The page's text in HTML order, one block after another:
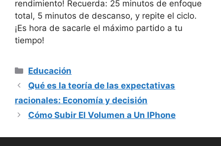
rendimiento! Recuerda: 25 minutos de enfoque
total, 5 minutos de descanso, y repite el ciclo.
¡Es hora de sacarle el máximo partido a tu
tiempo!
Categorías
Educación
Qué es la teoría de las expectativas
racionales: Economía y decisión
Cómo Subir El Volumen a Un IPhone